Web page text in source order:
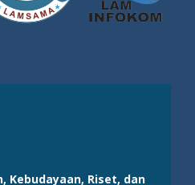
Kebudayaan, Riset, dan